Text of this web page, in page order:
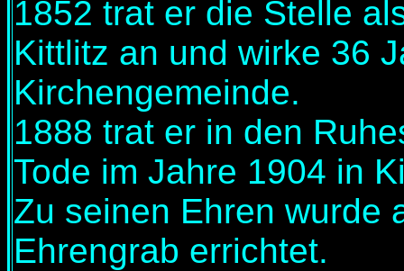
1852 trat er die Stelle
Kittlitz an und wirke 36
Kirchengemeinde.
1888 trat er in den
Tode im Jahre 1904 in
Zu seinen Ehren wurde
Ehrengrab errichtet.